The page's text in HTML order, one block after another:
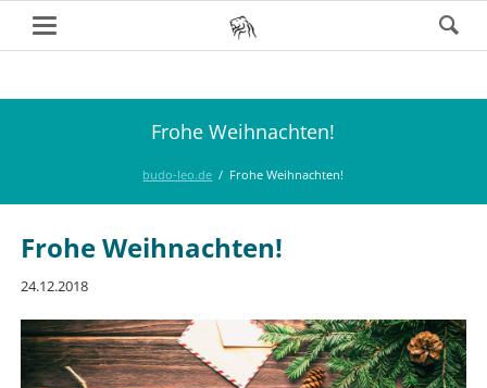
Frohe Weihnachten!
budo-leo.de Frohe Weihnachten!
Frohe Weihnachten!
24.12.2018